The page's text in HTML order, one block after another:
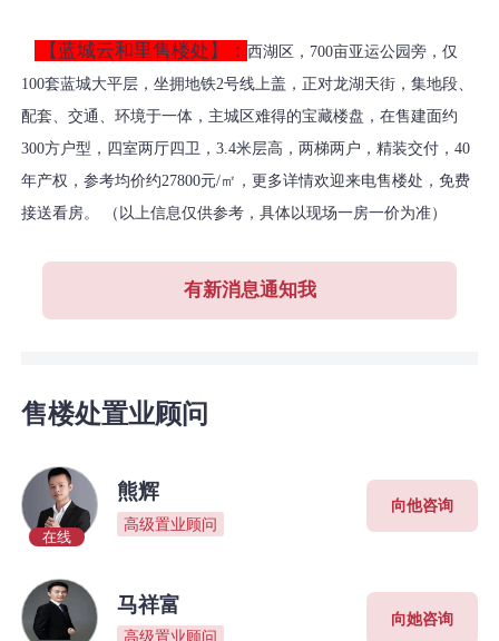
【蓝城云和里售楼处】：西湖区，700亩亚运公园旁，仅
100套蓝城大平层，坐拥地铁2号线上盖，正对龙湖天街，集地段、
配套、交通、环境于一体，主城区难得的宝藏楼盘，在售建面约
300方户型，四室两厅四卫，3.4米层高，两梯两户，精装交付，40
年产权，参考均价约27800元/㎡，更多详情欢迎来电售楼处，免费
接送看房。 （以上信息仅供参考，具体以现场一房一价为准）
有新消息通知我
售楼处置业顾问
在线
熊辉
高级置业顾问
向他咨询
马祥富
高级置业顾问
向她咨询